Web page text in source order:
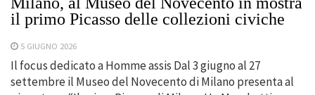
il primo Picasso delle collezioni civiche
5 GIUGNO 2026
Il focus dedicato a Homme assis Dal 3 giugno al 27
settembre il Museo del Novecento di Milano presenta al